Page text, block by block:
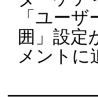
「ユー
囲」設定
メントに